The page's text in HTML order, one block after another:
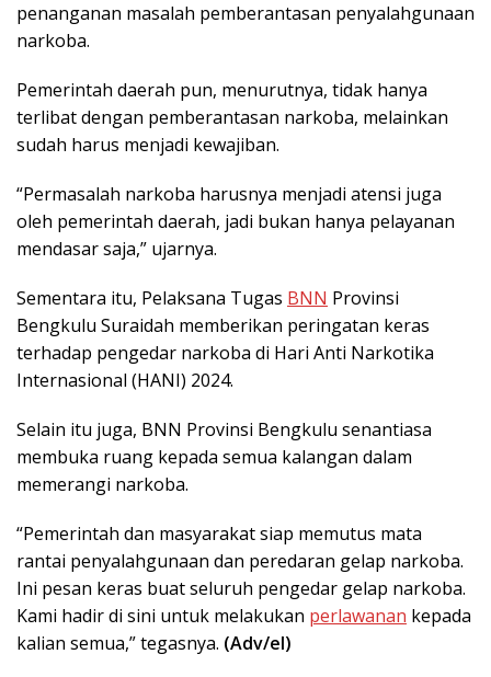
penanganan masalah pemberantasan penyalahgunaan
narkoba.
Pemerintah daerah pun, menurutnya, tidak hanya
terlibat dengan pemberantasan narkoba, melainkan
sudah harus menjadi kewajiban.
“Permasalah narkoba harusnya menjadi atensi juga
oleh pemerintah daerah, jadi bukan hanya pelayanan
mendasar saja,” ujarnya.
Sementara itu, Pelaksana Tugas BNN Provinsi
Bengkulu Suraidah memberikan peringatan keras
terhadap pengedar narkoba di Hari Anti Narkotika
Internasional (HANI) 2024.
Selain itu juga, BNN Provinsi Bengkulu senantiasa
membuka ruang kepada semua kalangan dalam
memerangi narkoba.
“Pemerintah dan masyarakat siap memutus mata
rantai penyalahgunaan dan peredaran gelap narkoba.
Ini pesan keras buat seluruh pengedar gelap narkoba.
Kami hadir di sini untuk melakukan perlawanan kepada
kalian semua,” tegasnya. (Adv/el)